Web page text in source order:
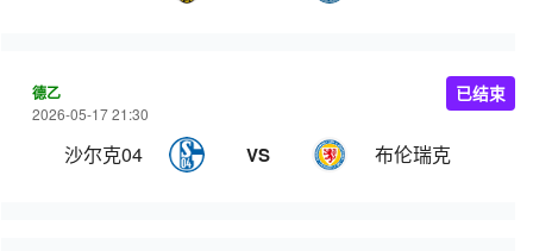
德乙
2026-05-17 21:30
沙尔克04 VS 布伦瑞克
已结束